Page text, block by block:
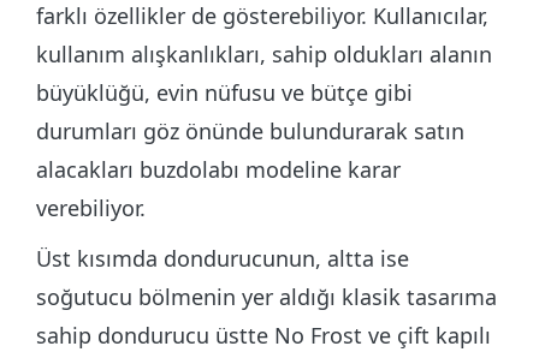
farklı özellikler de gösterebiliyor. Kullanıcılar,
kullanım alışkanlıkları, sahip oldukları alanın
büyüklüğü, evin nüfusu ve bütçe gibi
durumları göz önünde bulundurarak satın
alacakları buzdolabı modeline karar
verebiliyor.
Üst kısımda dondurucunun, altta ise
soğutucu bölmenin yer aldığı klasik tasarıma
sahip dondurucu üstte No Frost ve çift kapılı